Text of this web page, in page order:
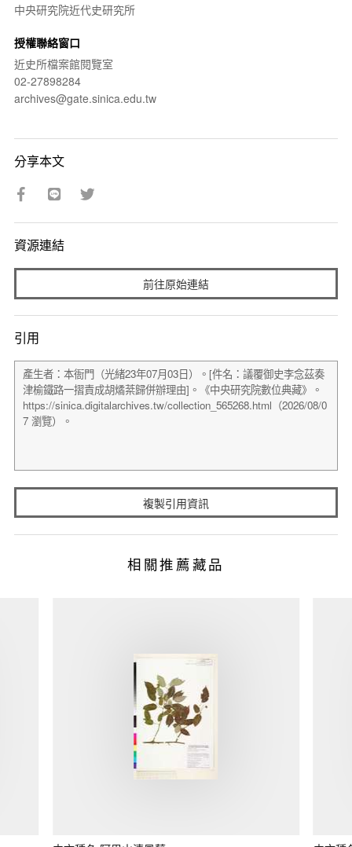
中央研究院近代史研究所
授權聯絡窗口
近史所檔案館閱覽室
02-27898284
archives@gate.sinica.edu.tw
分享本文
資源連結
前往原始連結
引用
複製引用資訊
相關推薦藏品